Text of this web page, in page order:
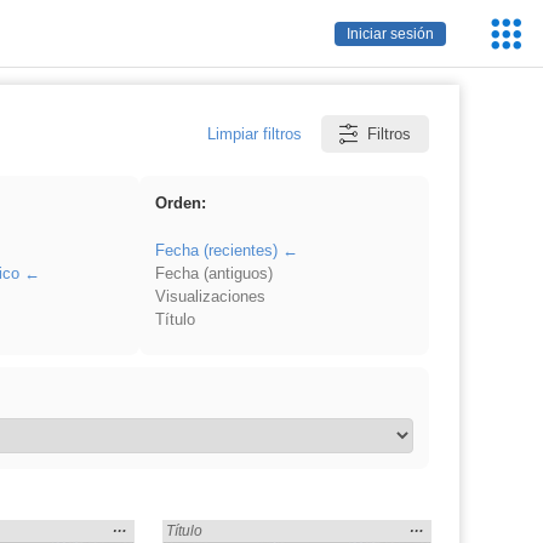
Iniciar sesión
Limpiar filtros Filtros
Orden:
Fecha (recientes)
Fecha (antiguos)
Visualizaciones
Título
Mostrar
… Encontrado «EvAU» en:
Título
Mostrar
…